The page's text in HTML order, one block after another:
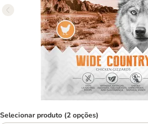
Selecionar produto (2 opções)